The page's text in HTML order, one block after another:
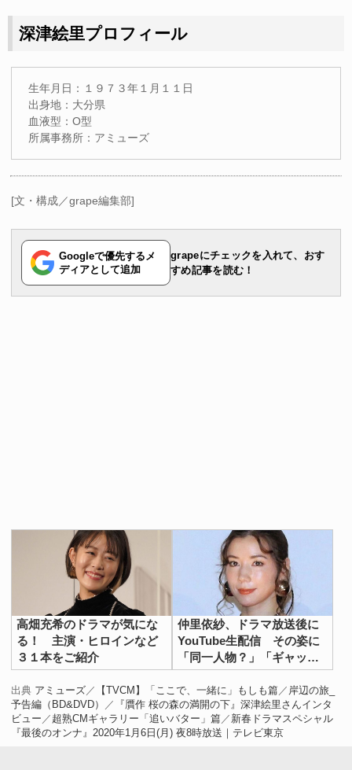
深津絵里プロフィール
生年月日：１９７３年１月１１日
出身地：大分県
血液型：O型
所属事務所：アミューズ
[文・構成／grape編集部]
Googleで優先するメ
ディアとして追加
grapeにチェックを入れて、おす
すめ記事を読む！
高畑充希のドラマが気にな
る！ 主演・ヒロインなど
３１本をご紹介
仲里依紗、ドラマ放送後に
YouTube生配信 その姿に
「同一人物？」「ギャップ
大きい」の声
出典 アミューズ／ 【TVCM】「ここで、一緒に」もしも篇 ／ 岸辺の旅_
予告編（BD&DVD）
／
『贋作 桜の森の満開の下』深津絵里さんインタ
ビュー ／ 超熟CMギャラリー「追いバター」篇 ／ 新春ドラマスペシャル
『最後のオンナ』2020年1月6日(月) 夜8時放送｜テレビ東京